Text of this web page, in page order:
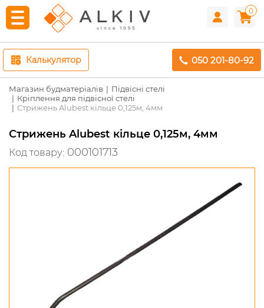
0
Калькулятор 050 201-80-92
Магазин будматеріалів
Підвісні стелі
Кріплення для підвісної стелі
Стрижень Alubest кільце 0,125м, 4мм
Стрижень Alubest кільце 0,125м, 4мм
Код товару: 000101713